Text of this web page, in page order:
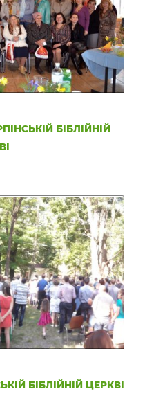
БІБЛІЙНІЙ
БІБЛІЙНІЙ ЦЕРКВІ